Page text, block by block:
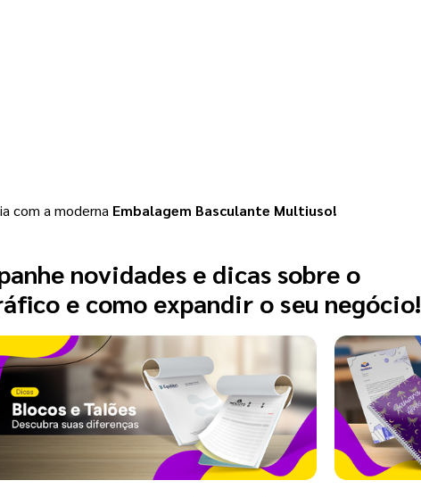
com a moderna Embalagem Basculante Multiuso!
novidades e dicas sobre o
e como expandir o seu negócio!